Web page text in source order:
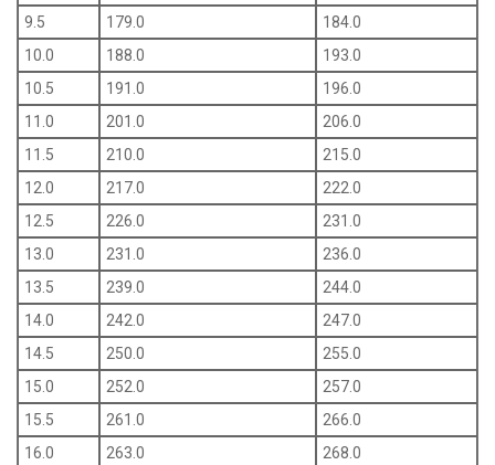
9.5
179.0
184.0
10.0
188.0
193.0
10.5
191.0
196.0
11.0
201.0
206.0
11.5
210.0
215.0
12.0
217.0
222.0
12.5
226.0
231.0
13.0
231.0
236.0
13.5
239.0
244.0
14.0
242.0
247.0
14.5
250.0
255.0
15.0
252.0
257.0
15.5
261.0
266.0
16.0
263.0
268.0